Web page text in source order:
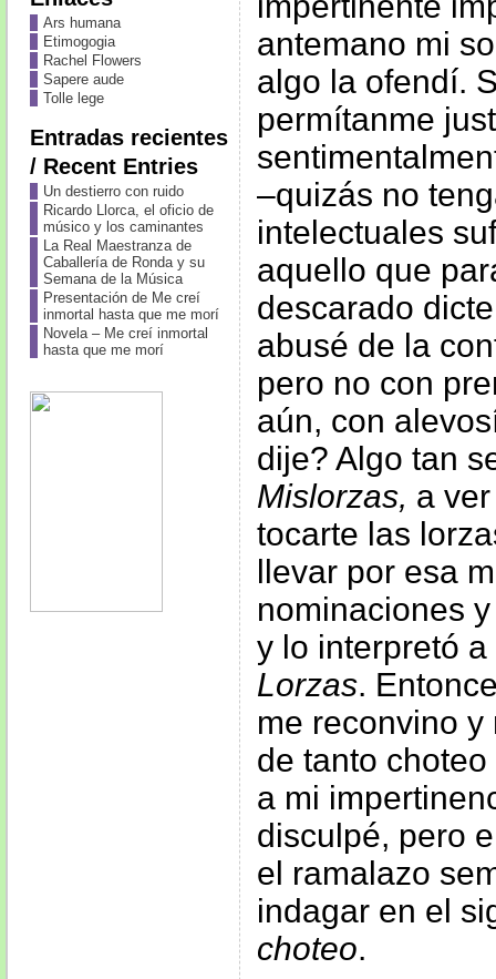
Ars humana
Etimogogia
Rachel Flowers
Sapere aude
Tolle lege
Entradas recientes
/ Recent Entries
Un destierro con ruido
Ricardo Llorca, el oficio de
músico y los caminantes
La Real Maestranza de
Caballería de Ronda y su
Semana de la Música
Presentación de Me creí
inmortal hasta que me morí
Novela – Me creí inmortal
hasta que me morí
antemano mi
algo la ofendí.
permítanme
–quizás no
intelectuales
aquello que
descarado
abusé de la
pero no con
aún, con
dije? Algo tan
Mislorzas, a
tocarte las
llevar por esa
nominaciones
y lo interpretó
Lorzas.
me reconvino
de tanto
a mi
disculpé, pero
el ramalazo
indagar en el
choteo.